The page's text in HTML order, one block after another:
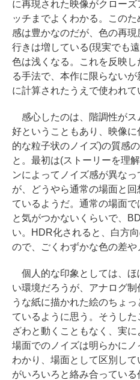
に再現された映像がクロー
ッチまでよくわかる。この
感は豊かなのだが、色の再
行きは増している(現実でも
色は浅くなる。これを反映
る手法で、本作に限らない
に計算されたうえで使われて
感心したのは、階調性がス
好ということもあり、映像
的な粒子状のノイズ)の質感
と。最初は(ストーリーを理
ンによってノイズ感が異な
が、どうやら通常の場面と
ているようだ。通常の場面
と気がつかないくらいで、
い。HDR化されると、白方
ので、ごくわずかな色の差や
個人的な印象としては、ほ
い環境だろうが、アナログ
うな紙に描かれた絵のちょ
ているように思う。そうし
ざわと動くこともなく、実
場面でのノイズは明らかに
わかり、場面として区別し
がいろいろと絡み合ってい